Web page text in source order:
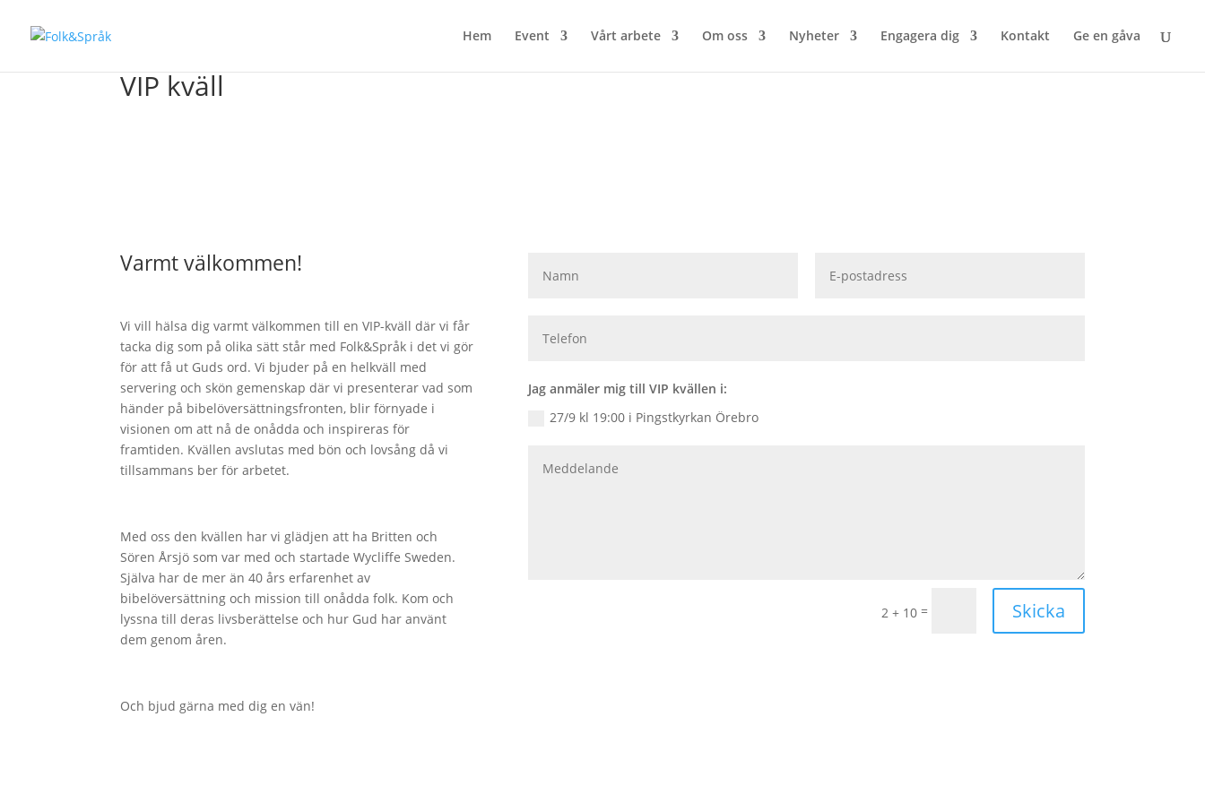
Hem Event Vårt arbete Om oss Nyheter Engagera dig Kontakt Ge en gåva
VIP kväll
Varmt välkommen!
Vi vill hälsa dig varmt välkommen till en VIP-kväll där vi får
tacka dig som på olika sätt står med Folk&Språk i det vi gör
för att få ut Guds ord. Vi bjuder på en helkväll med
servering och skön gemenskap där vi presenterar vad som
händer på bibelöversättningsfronten, blir förnyade i
visionen om att nå de onådda och inspireras för
framtiden. Kvällen avslutas med bön och lovsång då vi
tillsammans ber för arbetet.
Med oss den kvällen har vi glädjen att ha Britten och
Sören Årsjösomvar med och startade Wycliffe Sweden.
Själva har de mer än 40 års erfarenhet av
bibelöversättning och mission till onådda folk. Kom och
lyssna till deras livsberättelse och hur Gud har använt
dem genom åren.
Och bjud gärna med dig en vän!
Jag anmäler mig till VIP kvällen i:
27/9 kl 19:00 i Pingstkyrkan Örebro
2 + 10= Skicka